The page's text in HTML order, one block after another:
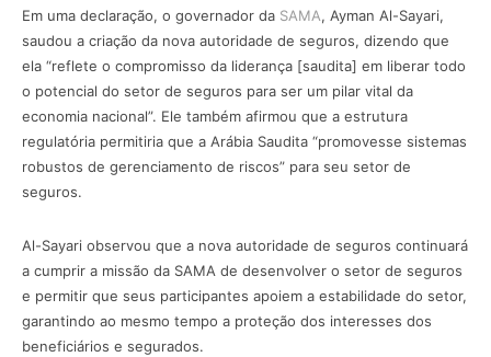
Em uma declaração, o governador da SAMA, Ayman Al-Sayari,
saudou a criação da nova autoridade de seguros, dizendo que
ela “reflete o compromisso da liderança [saudita] em liberar todo
o potencial do setor de seguros para ser um pilar vital da
economia nacional”. Ele também afirmou que a estrutura
regulatória permitiria que a Arábia Saudita “promovesse sistemas
robustos de gerenciamento de riscos” para seu setor de
seguros.
Al-Sayari observou que a nova autoridade de seguros continuará
a cumprir a missão da SAMA de desenvolver o setor de seguros
e permitir que seus participantes apoiem a estabilidade do setor,
garantindo ao mesmo tempo a proteção dos interesses dos
beneficiários e segurados.